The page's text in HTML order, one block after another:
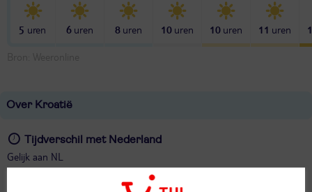
5 6 8 10 10 11
Over Kroatië
Tijdverschil met Nederland
Gelijk aan NL